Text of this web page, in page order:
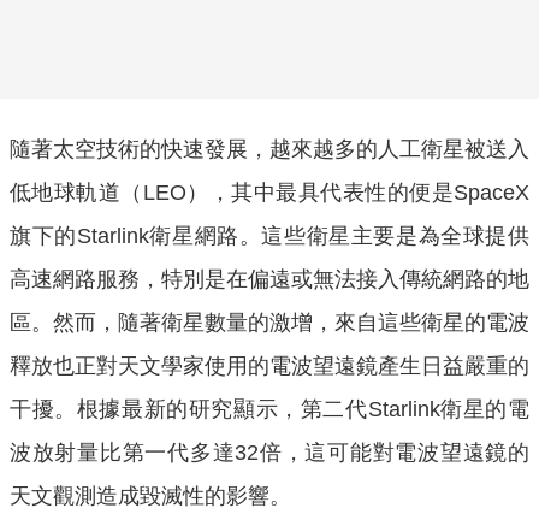
隨著太空技術的快速發展，越來越多的人工衛星被送入
低地球軌道（LEO），其中最具代表性的便是SpaceX
旗下的Starlink衛星網路。這些衛星主要是為全球提供
高速網路服務，特別是在偏遠或無法接入傳統網路的地
區。然而，隨著衛星數量的激增，來自這些衛星的電波
釋放也正對天文學家使用的電波望遠鏡產生日益嚴重的
干擾。根據最新的研究顯示，第二代Starlink衛星的電
波放射量比第一代多達32倍，這可能對電波望遠鏡的
天文觀測造成毀滅性的影響。